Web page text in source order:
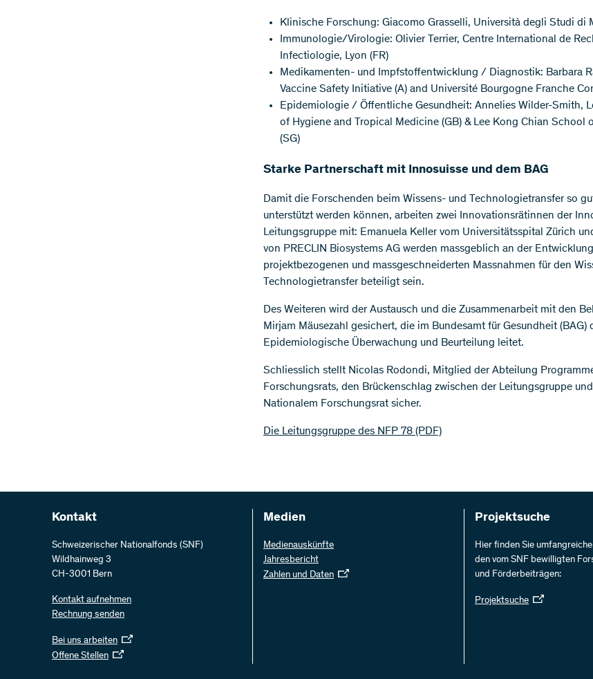
Klinische Forschung: Giacomo Grasselli, Università degli Studi di
Immunologie/Virologie: Olivier Terrier, Centre International de
Infectiologie, Lyon (FR)
Medikamenten- und Impfstoffentwicklung / Diagnostik: Barbara
Vaccine Safety Initiative (A) and Université Bourgogne Franche
Epidemiologie / Öffentliche Gesundheit: Annelies Wilder-Smith,
of Hygiene and Tropical Medicine (GB) & Lee Kong Chian School
(SG)
Starke Partnerschaft mit Innosuisse und dem BAG
Damit die Forschenden beim Wissens- und Technologietransfer so
unterstützt werden können, arbeiten zwei Innovationsrätinnen der
Leitungsgruppe mit: Emanuela Keller vom Universitätsspital Zürich
von PRECLIN Biosystems AG werden massgeblich an der
projektbezogenen und massgeschneiderten Massnahmen für den
Technologietransfer beteiligt sein.
Des Weiteren wird der Austausch und die Zusammenarbeit mit den
Mirjam Mäusezahl gesichert, die im Bundesamt für Gesundheit (BAG)
Epidemiologische Überwachung und Beurteilung leitet.
Schliesslich stellt Nicolas Rodondi, Mitglied der Abteilung
Forschungsrats, den Brückenschlag zwischen der Leitungsgruppe
Nationalem Forschungsrat sicher.
Die Leitungsgruppe des NFP 78 (PDF)
Kontakt
Schweizerischer Nationalfonds (SNF)
Wildhainweg 3
CH-3001 Bern
Kontakt aufnehmen
Rechnung senden
Bei uns arbeiten
Offene Stellen
Medien
Medienauskünfte
Jahresbericht
Zahlen und Daten
Projektsuche
Hier finden Sie
den vom SNF bewilligten
und Förderbeiträgen:
Projektsuche